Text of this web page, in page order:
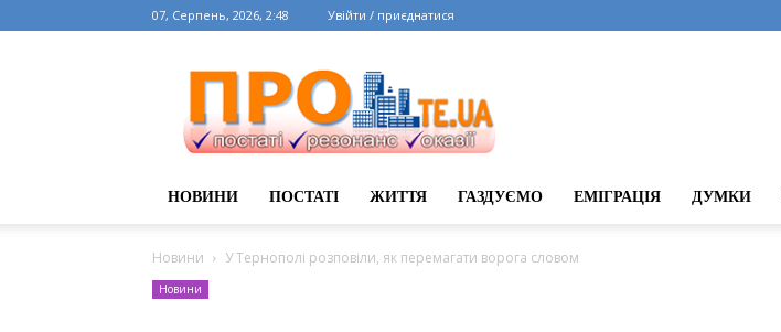
07, Серпень, 2026, 2:48 Увійти / приєднатися
НОВИНИ ПОСТАТІ ЖИТТЯ ГАЗДУЄМО ЕМІГРАЦІЯ ДУМКИ
Новини У Тернополі розповіли, як перемагати ворога словом
Новини